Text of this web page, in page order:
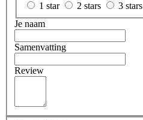
1 star
2 stars 3 stars
Je naam
Samenvatting
Review